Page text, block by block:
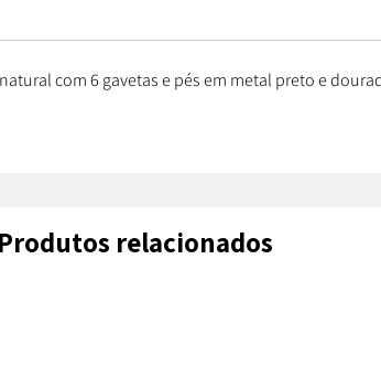
com 6 gavetas e pés em metal preto e
Produtos relacionados